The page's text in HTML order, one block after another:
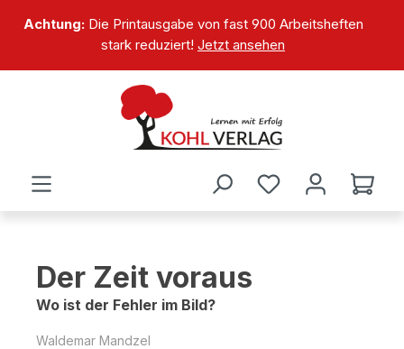
springen
Achtung:Die Printausgabe von fast 900 Arbeitsheften
stark reduziert! Jetzt ansehen
Der Zeit voraus
Wo ist der Fehler im Bild?
Waldemar Mandzel